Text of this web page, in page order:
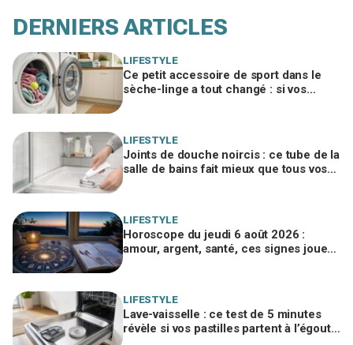
DERNIERS ARTICLES
LIFESTYLE
Ce petit accessoire de sport dans le
sèche-linge a tout changé : si vos
LIFESTYLE
Joints de douche noircis : ce tube de la
salle de bains fait mieux que tous vos
LIFESTYLE
Horoscope du jeudi 6 août 2026 :
amour, argent, santé, ces signes jouent
LIFESTYLE
Lave-vaisselle : ce test de 5 minutes
révèle si vos pastilles partent à l’égout